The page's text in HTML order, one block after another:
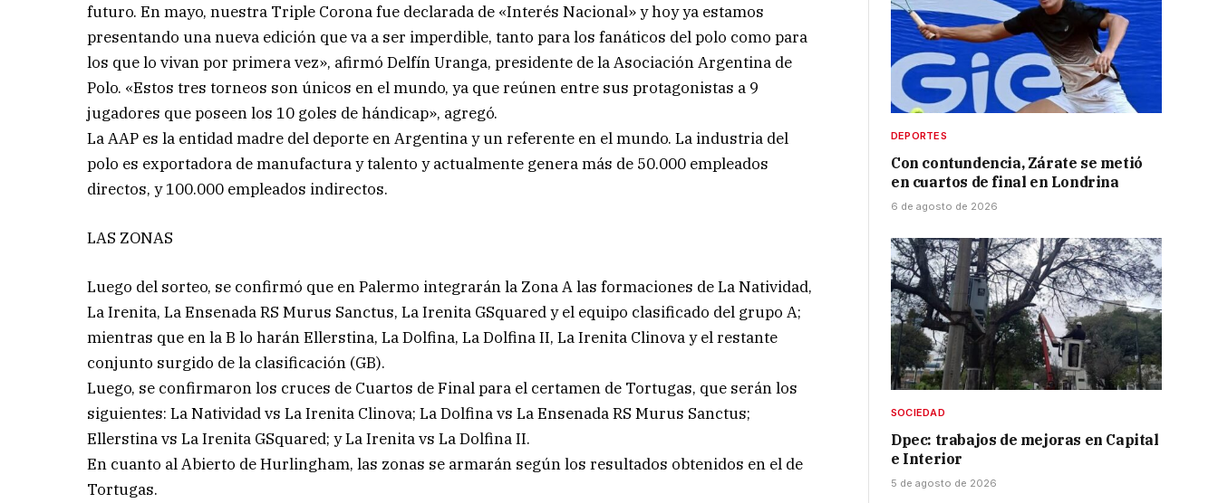
futuro. En mayo, nuestra Triple Corona fue declarada de «Interés Nacional» y hoy ya estamos
presentando una nueva edición que va a ser imperdible, tanto para los fanáticos del polo como para
los que lo vivan por primera vez», afirmó Delfín Uranga, presidente de la Asociación Argentina de
Polo. «Estos tres torneos son únicos en el mundo, ya que reúnen entre sus protagonistas a 9
jugadores que poseen los 10 goles de hándicap», agregó.
La AAP es la entidad madre del deporte en Argentina y un referente en el mundo. La industria del
polo es exportadora de manufactura y talento y actualmente genera más de 50.000 empleados
directos, y 100.000 empleados indirectos.
LAS ZONAS
Luego del sorteo, se confirmó que en Palermo integrarán la Zona A las formaciones de La Natividad,
La Irenita, La Ensenada RS Murus Sanctus, La Irenita GSquared y el equipo clasificado del grupo A;
mientras que en la B lo harán Ellerstina, La Dolfina, La Dolfina II, La Irenita Clinova y el restante
conjunto surgido de la clasificación (GB).
Luego, se confirmaron los cruces de Cuartos de Final para el certamen de Tortugas, que serán los
siguientes: La Natividad vs La Irenita Clinova; La Dolfina vs La Ensenada RS Murus Sanctus;
Ellerstina vs La Irenita GSquared; y La Irenita vs La Dolfina II.
En cuanto al Abierto de Hurlingham, las zonas se armarán según los resultados obtenidos en el de
Tortugas.
DEPORTES
Con contundencia, Zárate se metió
en cuartos de final en Londrina
6 de agosto de 2026
SOCIEDAD
Dpec: trabajos de mejoras en Capital
e Interior
5 de agosto de 2026